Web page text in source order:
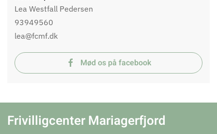
Lea Westfall Pedersen
93949560
lea@fcmf.dk
Mød os på facebook
Frivilligcenter Mariagerfjord